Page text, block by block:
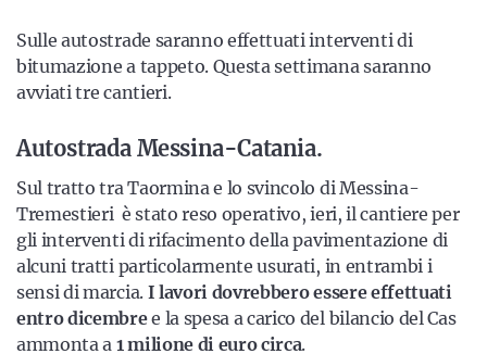
Sulle autostrade saranno effettuati interventi di
bitumazione a tappeto. Questa settimana saranno
avviati tre cantieri.
Autostrada Messina-Catania.
Sul tratto tra Taormina e lo svincolo di Messina-
Tremestieri è stato reso operativo, ieri, il cantiere per
gli interventi di rifacimento della pavimentazione di
alcuni tratti particolarmente usurati, in entrambi i
sensi di marcia. I lavori dovrebbero essere effettuati
entro dicembree la spesa a carico del bilancio del Cas
ammonta a 1 milione di euro circa.